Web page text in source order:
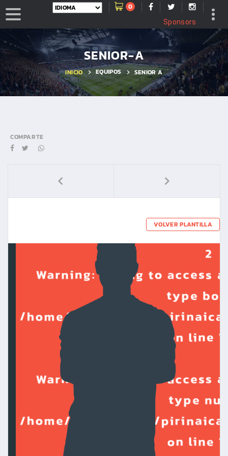
0
Sponsors
SENIOR-A
INICIO EQUIPOS SENIOR A
COMPARTE
VOLVER PLANTILLA
2
Warning: Trying to access
type
/home/grupowebcp/
on line
Warning
: Trying to access
type
/home/grupowebcp/
on line